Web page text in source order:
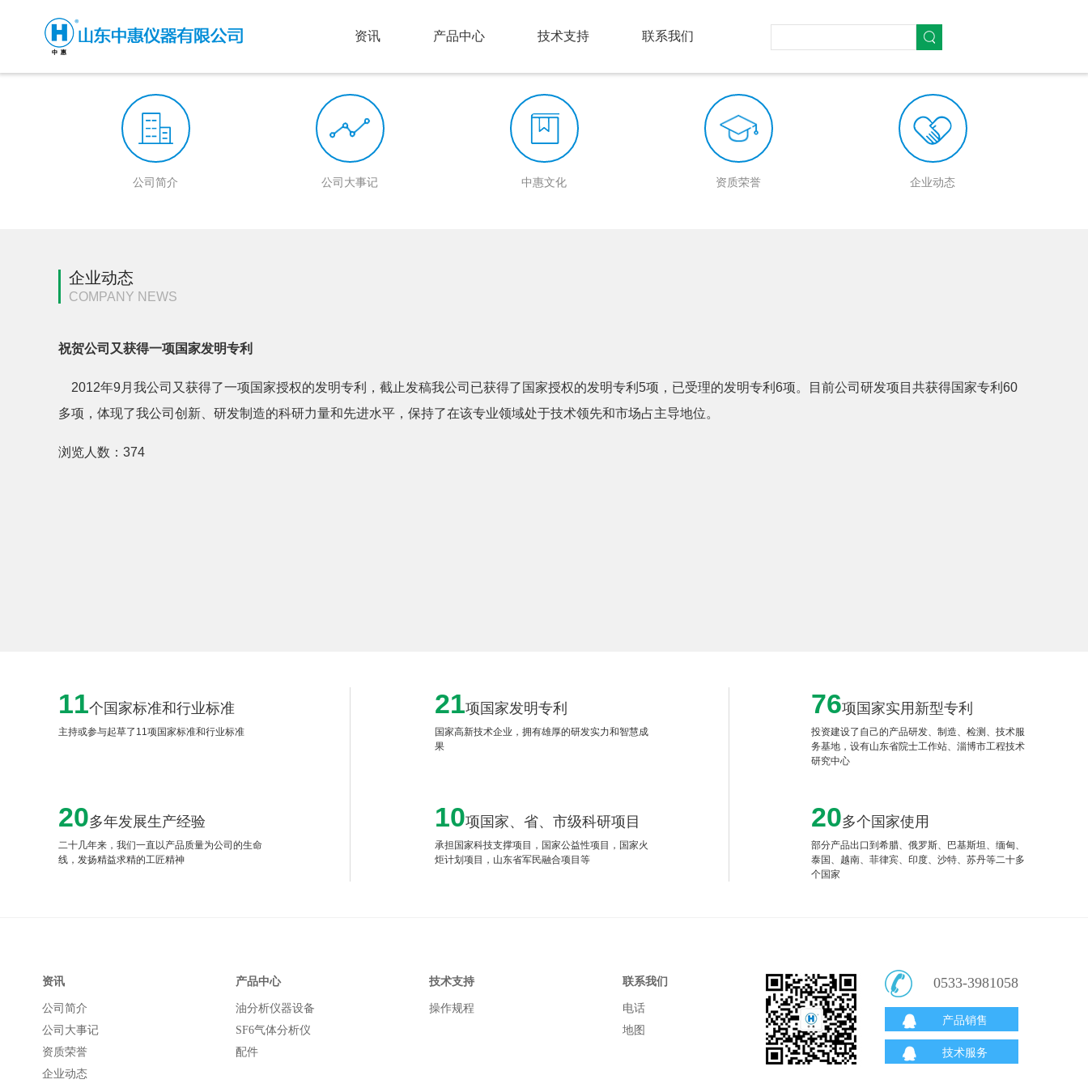
资讯 产品中心 技术支持 联系我们
公司简介 公司大事记 中惠文化 资质荣誉 企业动态
企业动态
COMPANY NEWS
祝贺公司又获得一项国家发明专利
2012年9月我公司又获得了一项国家授权的发明专利，截止发稿我公司已获得了国家授权的发明专利5项，已受理的发明专利6项。目前公司研发项目共获得国家专利60
多项，体现了我公司创新、研发制造的科研力量和先进水平，保持了在该专业领域处于技术领先和市场占主导地位。
浏览人数： 374
11个国家标准和行业标准
主持或参与起草了11项国家标准和行业标准
21项国家发明专利
国家高新技术企业，拥有雄厚的研发实力和智慧成
果
76项国家实用新型专利
投资建设了自己的产品研发、制造、检测、技术服
务基地，设有山东省院士工作站、淄博市工程技术
研究中心
20多年发展生产经验
二十几年来，我们一直以产品质量为公司的生命
线，发扬精益求精的工匠精神
10项国家、省、市级科研项目
承担国家科技支撑项目，国家公益性项目，国家火
炬计划项目，山东省军民融合项目等
20多个国家使用
部分产品出口到希腊、俄罗斯、巴基斯坦、缅甸、
泰国、越南、菲律宾、印度、沙特、苏丹等二十多
个国家